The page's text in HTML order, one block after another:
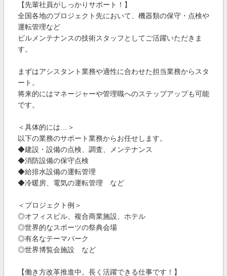
【先輩社員がしっかりサポート！】
全国各地のプロジェクト先において、機器類の保守・点検や
運転管理など
ビルメンテナンスの技術スタッフとしてご活躍いただきま
す。
まずはアシスタント業務や適性に合わせた担当業務からスタ
ート。
将来的にはマネージャーや管理職へのステップアップも可能
です。
＜具体的には…＞
以下の業務のサポート業務からお任せします。
◆建設・設備の点検、調査、メンテナンス
◆消防設備の保守点検
◆給排水設備の運転管理
◆冷暖房、電気の運転管理 など
＜プロジェクト例＞
◎オフィスビル、複合商業施設、ホテル
◎世界的なスポーツの祭典会場
◎有名なテーマパーク
◎世界博覧会施設 など
【働き方改革推進中。長く活躍できる仕事です！】